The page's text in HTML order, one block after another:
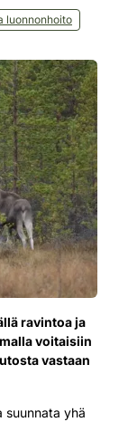
luonnonhoito
ravintoa ja
voitaisiin
vastaan
suunnata yhä